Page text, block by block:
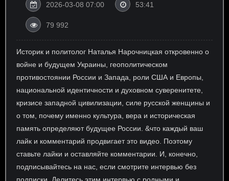
2026-03-08 07:00 53:41
79 992
Историк и политолог Наталья Нарочницкая откровенно о
войне и будущем Украины, геополитическом
противостоянии России и Запада, роли США и Европы,
национальной идентичности и духовном суверенитете,
кризисе западной цивилизации, силе русской женщины и
о том, почему именно культура, вера и историческая
память определяют будущее России. &что каждый ваш
лайк и комментарий продвигает это видео. Поэтому
ставьте лайки и оставляйте комментарии. И, конечно,
подписывайтесь на нас, если смотрите интервью без